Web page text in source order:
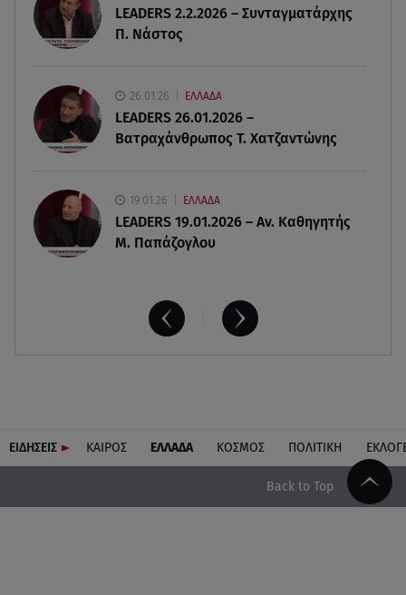
για τα 2.500.000 ευρώ
σε σοβαρή κατάσταση
LEADERS 2.2.2026 – Συνταγματάρχης
Π. Νάστος
26.01.26 ΕΛΛΑΔΑ
LEADERS 26.01.2026 –
Βατραχάνθρωπος Τ. Χατζαντώνης
19.01.26 ΕΛΛΑΔΑ
LEADERS 19.01.2026 – Αν. Καθηγητής
Μ. Παπάζογλου
ΕΙΔΗΣΕΙΣ ΚΑΙΡΟΣ ΕΛΛΑΔΑ ΚΟΣΜΟΣ ΠΟΛΙΤΙΚΗ
Back to Top